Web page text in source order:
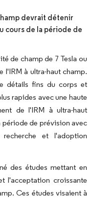
devrait détenir
cours de la période de
de champ de 7 Tesla ou
l'IRM à ultra-haut champ.
détails fins du corps et
rapides avec une haute
de l'IRM à ultra-haut
de prévision avec
et l'adoption
des études mettant en
l'acceptation croissante
Ces études visaient à